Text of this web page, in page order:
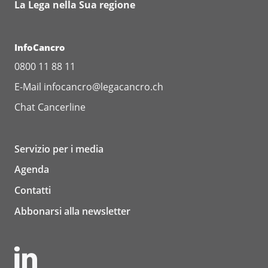
La Lega nella Sua regione
InfoCancro
0800 11 88 11
E-Mail infocancro@legacancro.ch
Chat Cancerline
Servizio per i media
Agenda
Contatti
Abbonarsi alla newsletter